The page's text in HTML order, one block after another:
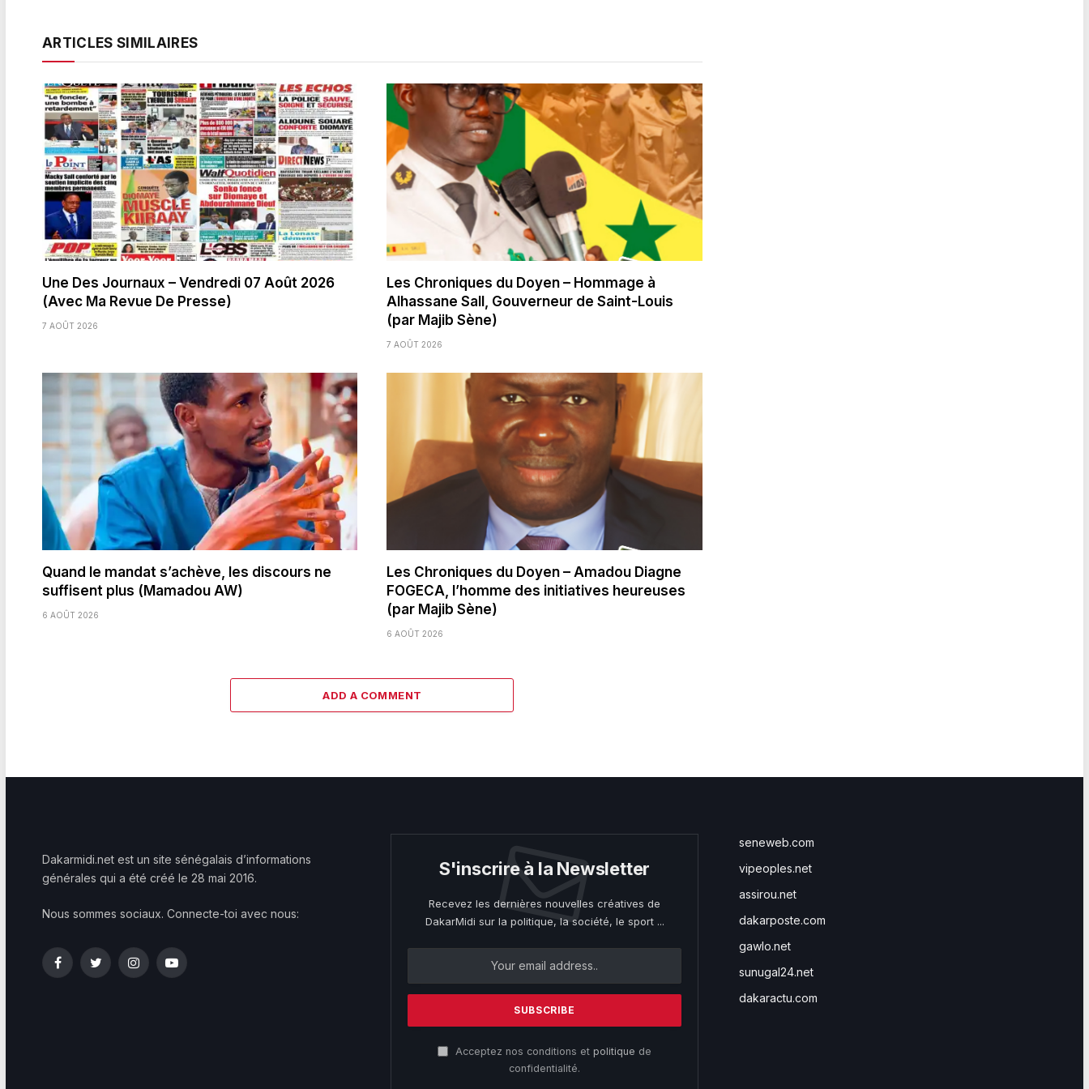
ARTICLES SIMILAIRES
Une Des Journaux – Vendredi 07 Août 2026
(Avec Ma Revue De Presse)
7 AOÛT 2026
Les Chroniques du Doyen – Hommage à
Alhassane Sall, Gouverneur de Saint-Louis
(par Majib Sène)
7 AOÛT 2026
Quand le mandat s’achève, les discours ne
suffisent plus (Mamadou AW)
6 AOÛT 2026
Les Chroniques du Doyen – Amadou Diagne
FOGECA, l’homme des initiatives heureuses
(par Majib Sène)
6 AOÛT 2026
ADD A COMMENT
Dakarmidi.net est un site sénégalais d’informations
générales qui a été créé le 28 mai 2016.
Nous sommes sociaux. Connecte-toi avec nous:
FacebookTwitterInstagramYouTube
S'inscrire à la Newsletter
Recevez les dernières nouvelles créatives de
DakarMidi sur la politique, la société, le sport ...
Acceptez nos conditions et politique de
confidentialité.
seneweb.com
vipeoples.net
assirou.net
dakarposte.com
gawlo.net
sunugal24.net
dakaractu.com